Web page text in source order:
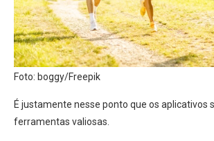
Foto: boggy/Freepik
É justamente nesse ponto que os aplicativos
ferramentas valiosas.